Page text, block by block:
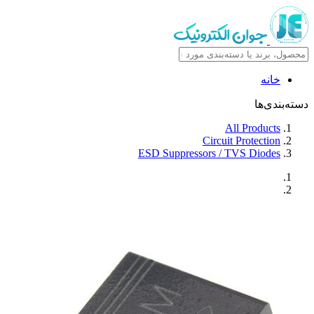
خانه
دسته‌بندی‌ها
All Products
Circuit Protection
ESD Suppressors / TVS Diodes